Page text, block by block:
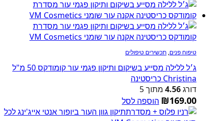
טיפוח פנים, תכשירים טיפולים
ג׳ל ללילה מסייע בשיקום ותיקון פגמי עור קומודקס 50 מ"ל
Christina כריסטינה
דורג4.56 מתוך 5
₪169.00 הוספה לסל